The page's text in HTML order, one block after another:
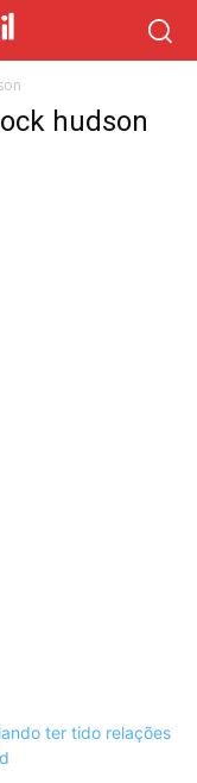
hudson